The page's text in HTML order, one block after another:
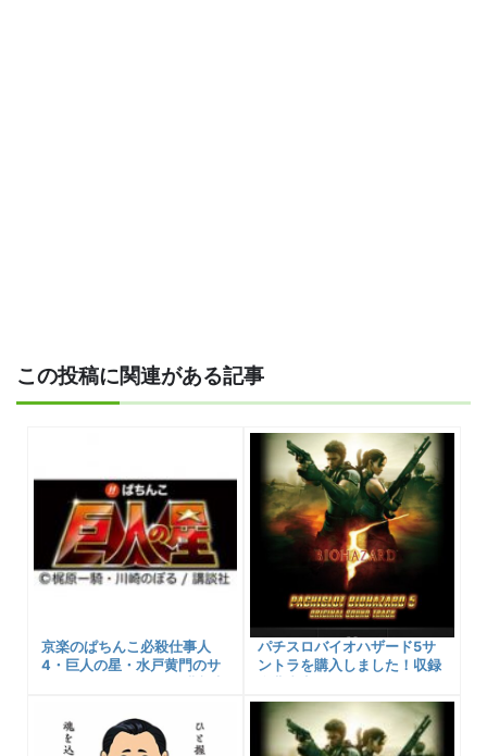
この投稿に関連がある記事
京楽のぱちんこ必殺仕事人
4・巨人の星・水戸黄門のサ
パチスロバイオハザード5サ
ントラを購入しました！収録